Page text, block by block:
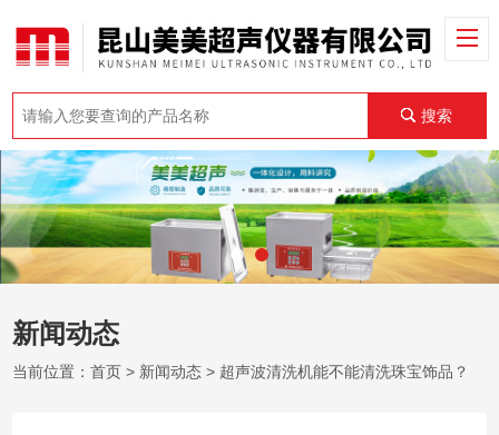
搜索
新闻动态
当前位置：首页 > 新闻动态 > 超声波清洗机能不能清洗珠宝饰品？